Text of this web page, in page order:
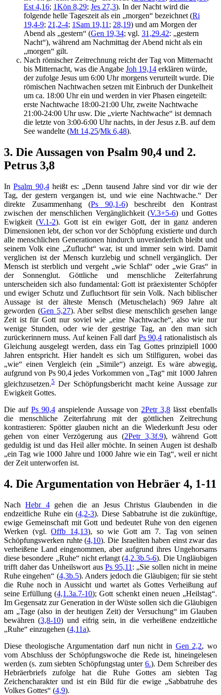
Est 4,16; 1Kön 8,29; Jes 27,3). In der Nacht wird die
folgende helle Tageszeit als ein „morgen“ bezeichnet (Ri
19,4-9; 21,2-4; 1Sam 19,11 ; 28,19) und am Morgen der
Abend als „gestern“ (Gen 19,34; vgl. 31,29.42: „gestern
Nacht“), während am Nachmittag der Abend nicht als ein
„morgen“ gilt.
Nach römischer Zeitrechnung reicht der Tag von Mitternacht
bis Mitternacht, was die Angabe Joh 19,14 erklären würde,
der zufolge Jesus um 6:00 Uhr morgens verurteilt wurde. Die
römischen Nachtwachen setzen mit Einbruch der Dunkelheit
um ca. 18:00 Uhr ein und werden in vier Phasen eingeteilt:
erste Nachtwache 18:00-21:00 Uhr, zweite Nachtwache
21:00-24:00 Uhr usw. Die „vierte Nachtwache“ ist demnach
die letzte von 3:00-6:00 Uhr nachts, in der Jesus z.B. auf dem
See wandelte (Mt 14,25/Mk 6,48).
3. Die Aussagen von Psalm 90,4 und 2.
Petrus 3,8
InPsalm 90,4heißt es: „Denn tausend Jahre sind vor dir wie der
Tag, der gestern vergangen ist, und wie eine Nachtwache.“ Der
direkte Zusammenhang (Ps 90,1-6) beschreibt den Kontrast
zwischen der menschlichen Vergänglichkeit (V.3+5-6) und Gottes
Ewigkeit (V.1-2). Gott ist ein ewiger Gott, der in ganz anderen
Dimensionen lebt, der schon vor der Schöpfung existierte und durch
alle menschlichen Generationen hindurch unveränderlich bleibt und
seinem Volk eine „Zuflucht“ war, ist und immer sein wird. Damit
verglichen ist der Mensch kurzlebig und schnell vergänglich. Der
Mensch ist sterblich und vergeht „wie Schlaf“ oder „wie Gras“ in
der Sonnenglut. Göttliche und menschliche Zeiterfahrung
unterscheiden sich also fundamental: Gott ist präexistenter Schöpfer
und ewiger Schutz und Zufluchtsort für sein Volk. Nach biblischer
Aussage ist der älteste Mensch (Metuschelach) 969 Jahre alt
geworden (Gen 5,27). Aber selbst diese menschlich gesehen lange
Zeit ist für Gott nur soviel wie „eine Nachtwache“, also wie nur
wenige Stunden, oder wie der gestrige Tag, an den man sich
zurückerinnern muss. Auf keinen Fall darf Ps 90,4 rationalistisch als
Gleichung ausgelegt werden, dass ein Tag Gottes prinzipiell 1000
Jahren entspricht. Hier handelt es sich um Stilfiguren, wobei das
„wie“ einen Vergleich (ein „Simile“) anzeigt. Es wäre abwegig,
aufgrund von Ps 90,4 jedes Vorkommen von „Tag“ mit 1000 Jahren
gleichzusetzen.5 Der Schöpfungsbericht macht keine Aussage zur
Ewigkeit Gottes.
Die auf Ps 90,4anspielende Aussage von 2Petr 3,8 lässt ebenfalls
die menschliche Zeiterfahrung mit der göttlichen Zeitrechung
kontrastieren: Spötter glauben nicht an die Wiederkunft Jesu oder
gehen von einer Verzögerung aus (2Petr 3,3f.9), während Gott
geduldig ist und das Heil aller möchte. In seinen Augen ist deshalb
„ein Tag wie 1000 Jahre und 1000 Jahre wie ein Tag“, weil er nicht
der Zeit unterworfen ist.
4. Die Argumentation von Hebräer 4, 1-11
NachHebr 4gehen die an Jesus Christus Glaubenden in die
endzeitliche Ruhe ein (4,2-3). Diese Sabbatruhe ist die zukünftige,
ewige Gemeinschaft mit Gott und bedeutet Ruhe von den eigenen
Werken (vgl.Offb 14,13), so wie Gott am 7. Tag von seinen
Schöpfungswerken ruhte (4,10). Die Israeliten haben einst zwar das
verheißene Land eingenommen, aber aufgrund ihres Ungehorsams
diese besondere „Ruhe“ nicht erlangt (4,2.3b.5-6). Die Ungläubigen
trifft daher das Unheilswort ausPs 95,11 : „Sie sollen nicht in meine
Ruhe eingehen“ (4,3b.5). Anders jedoch die Gläubigen; für sie steht
die Ruhe noch in Aussicht und wartet als Gottes Verheißung auf
seine Erfüllung (4,1.3a.7-10); Gott schenkt einen neuen „Heilstag“.
Im Gegensatz zur Generation in der Wüste sollen sich die Gläubigen
am „Tage (also in der heutigen Zeit) der Versuchung“ im Glauben
bewähren (3,8-10) und eifrig sein, in die verheißene endzeitliche
„Ruhe“ einzugehen (4,11a).
Diese theologische Argumentation darf nun nicht in Gen 2,2, wo
vom Abschluss der Schöpfungswoche die Rede ist, hineingelesen
werden (s. zum siebten Schöpfungstag unter 6.). Dem Schreiber des
Hebräerbriefs zufolge hat die Ruhe Gottes am siebten Tag
Zeichencharakter und ist ein Bild für die ewige „Sabbatruhe des
Volkes Gottes“ (4,9).